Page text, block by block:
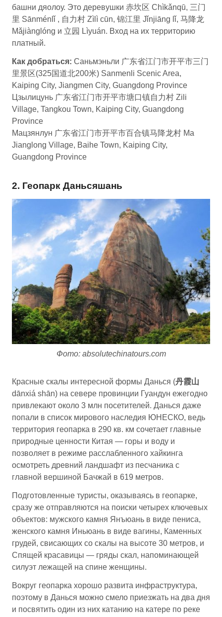
башни дяолоу. Это деревушки 赤坎区 Chìkǎnqū, 三门
里 Sānménlǐ , 自力村 Zìlì cūn, 锦江里 Jǐnjiāng lǐ, 马降龙
Mǎjiànglóng и 立园 Lìyuán. Вход на их территорию
платный.
Как добраться: Саньмэньли 广东省江门市开平市三门
里景区(325国道北200米) Sanmenli Scenic Area,
Kaiping City, Jiangmen City, Guangdong Province
Цзылицунь 广东省江门市开平市塘口镇自力村 Zili
Village, Tangkou Town, Kaiping City, Guangdong
Province
Мацзянлун 广东省江门市开平市百合镇马降龙村 Ma
Jianglong Village, Baihe Town, Kaiping City,
Guangdong Province
2. Геопарк Даньсяшань
Фото: absolutechinatours.com
Красные скалы интересной формы Данься (丹霞山
dānxiá shān) на севере провинции Гуандун ежегодно
привлекают около 3 млн посетителей. Данься даже
попали в список мирового наследия ЮНЕСКО, ведь
территория геопарка в 290 кв. км сочетает главные
природные ценности Китая — горы и воду и
позволяет в режиме расслабленного хайкинга
осмотреть древний ландшафт из песчаника с
главной вершиной Бачжай в 619 метров.
Подготовленные туристы, оказываясь в геопарке,
сразу же отправляются на поиски четырех ключевых
объектов: мужского камня Янъюань в виде пениса,
женского камня Иньюань в виде вагины, Каменных
грудей, свисающих со скалы на высоте 30 метров, и
Спящей красавицы — гряды скал, напоминающей
силуэт лежащей на спине женщины.
Вокруг геопарка хорошо развита инфраструктура,
поэтому в Данься можно смело приезжать на два дня
и посвятить один из них катанию на катере по реке